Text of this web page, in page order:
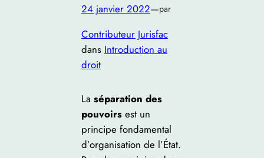
24 janvier 2022—par
Contributeur Jurisfac
dans Introduction au
droit
La séparation des
pouvoirsest un
principe fondamental
d’organisation de l’État.